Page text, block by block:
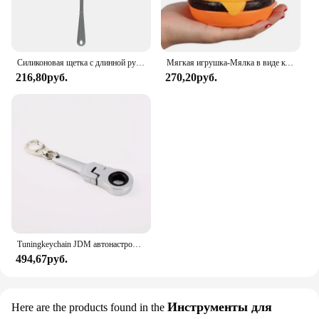
Силиконовая щетка с длинной ручкой для чистки бутылок
216,80руб.
Мягкая игрушка-Мялка в виде кошачьего лица с гамбургерами, искусственный хлеб, ароматизированные мягкие медленно восстанавливающие форму игрушки-сжималки для снятия стресса, детская игрушка, рождественский подарок
270,20руб.
Tuningkeychain JDM автонастройка автомобиля 10 мм трещотка Ключ Брелок брелок металлический брелок
494,67руб.
Here are the products found in the Инструменты для